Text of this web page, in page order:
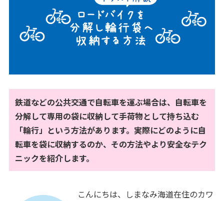
鉄道などの公共交通で自転車を運ぶ場合は、自転車を
分解して専用の袋に収納して手荷物として持ち込む
「輪行」という方法があります。実際にどのように自
転車を袋に収納するのか、その方法やより安全なテク
ニックを紹介します。
こんにちは、しまなみ海道在住のカワ